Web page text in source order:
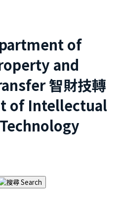
of
and
智財技轉
of Intellectual